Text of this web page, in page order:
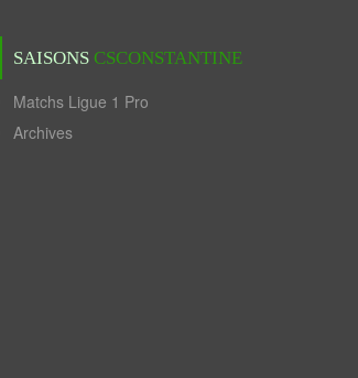
SAISONS CSCONSTANTINE
Matchs Ligue 1 Pro
Archives